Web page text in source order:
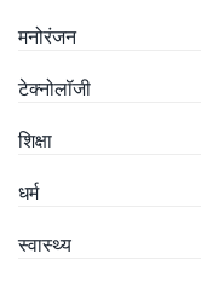
मनोरंजन
टेक्नोलॉजी
शिक्षा
धर्म
स्वास्थ्य